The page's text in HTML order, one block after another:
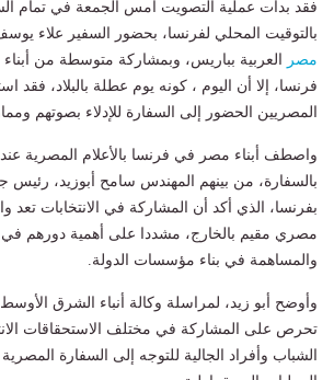
فقد بدأت عملية التصويت أمس الجمعة في تمام
بالتوقيت المحلي لفرنسا، بحضور السفير علاء
مصر العربية بباريس، وبمشاركة متوسطة من أبناء
فرنسا، إلا أن اليوم ، كونه يوم عطلة بالبلاد، فقد
المصريين الحضور إلى السفارة للإدلاء بصوتهم
واصطف أبناء مصر في فرنسا بالأعلام المصرية عند
بالسفارة، من بينهم المهندس سامح أبوزيد،
بفرنسا، الذي أكد أن المشاركة في الانتخابات تعد
مصري مقيم بالخارج، مشددا على أهمية دورهم في
والمساهمة في بناء مؤسسات الدولة.
وأوضح أبو زيد، لمراسلة وكالة أنباء الشرق
تحرص على المشاركة في مختلف الاستحقاقات
الشباب وأفراد الجالية للتوجه إلى السفارة